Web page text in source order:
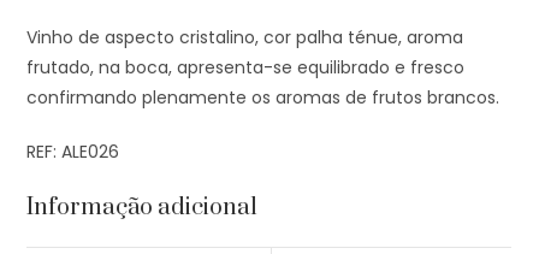
Vinho de aspecto cristalino, cor palha ténue, aroma
frutado, na boca, apresenta-se equilibrado e fresco
confirmando plenamente os aromas de frutos brancos.
REF: ALE026
Informação adicional